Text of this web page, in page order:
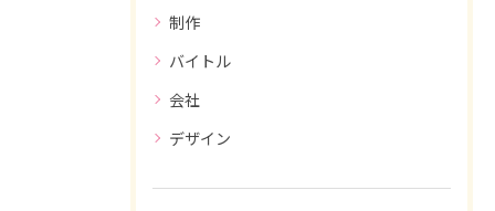
制作
バイトル
会社
デザイン